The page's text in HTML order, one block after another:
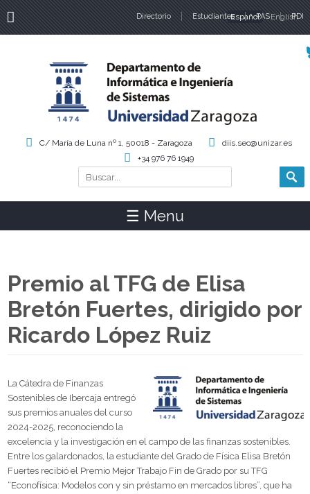
Directorio Estudiantes PAS PDI
Idiomas
Español English
Formulario de búsqueda
Buscar
C/ María de Luna nº 1, 50018 - Zaragoza
diis.sec@unizar.es
+34 976 76 1949
☰ Menu
Premio al TFG de Elisa
Bretón Fuertes, dirigido por
Ricardo López Ruiz
La Cátedra de Finanzas
Sostenibles de Ibercaja entregó
sus premios anuales del curso
2024-2025, reconociendo la
excelencia y la investigación en el campo de las finanzas sostenibles.
Entre los galardonados, la estudiante del Grado de Física Elisa Bretón
Fuertes recibió el Premio Mejor Trabajo Fin de Grado por su TFG
“Econofísica: Modelos con y sin préstamo en mercados libres”, que ha